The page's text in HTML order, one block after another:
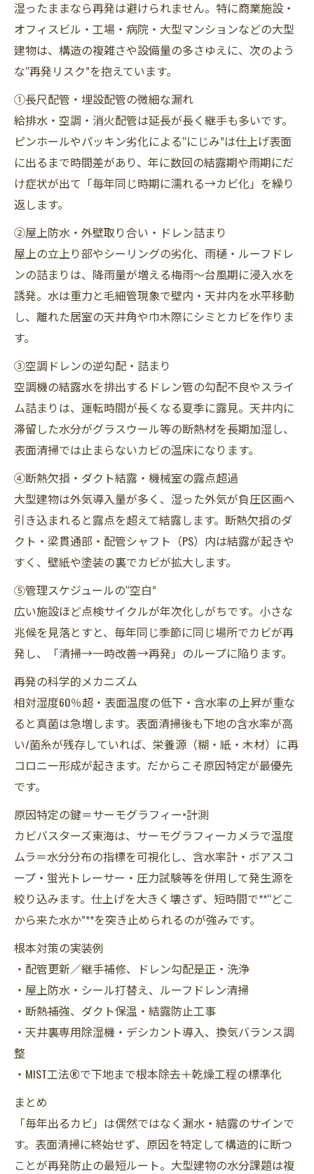
湿ったままなら再発は避けられません。特に商業施設・
オフィスビル・工場・病院・大型マンションなどの大型
建物は、構造の複雑さや設備量の多さゆえに、次のよう
な“再発リスク”を抱えています。
①長尺配管・埋設配管の微細な漏れ
給排水・空調・消火配管は延長が長く継手も多いです。
ピンホールやパッキン劣化による“にじみ”は仕上げ表面
に出るまで時間差があり、年に数回の結露期や雨期にだ
け症状が出て「毎年同じ時期に濡れる→カビ化」を繰り
返します。
②屋上防水・外壁取り合い・ドレン詰まり
屋上の立上り部やシーリングの劣化、雨樋・ルーフドレ
ンの詰まりは、降雨量が増える梅雨〜台風期に浸入水を
誘発。水は重力と毛細管現象で壁内・天井内を水平移動
し、離れた居室の天井角や巾木際にシミとカビを作りま
す。
③空調ドレンの逆勾配・詰まり
空調機の結露水を排出するドレン管の勾配不良やスライ
ム詰まりは、運転時間が長くなる夏季に露見。天井内に
滞留した水分がグラスウール等の断熱材を長期加湿し、
表面清掃では止まらないカビの温床になります。
④断熱欠損・ダクト結露・機械室の露点超過
大型建物は外気導入量が多く、湿った外気が負圧区画へ
引き込まれると露点を超えて結露します。断熱欠損のダ
クト・梁貫通部・配管シャフト（PS）内は結露が起きや
すく、壁紙や塗装の裏でカビが拡大します。
⑤管理スケジュールの“空白”
広い施設ほど点検サイクルが年次化しがちです。小さな
兆候を見落とすと、毎年同じ季節に同じ場所でカビが再
発し、「清掃→一時改善→再発」のループに陥ります。
再発の科学的メカニズム
相対湿度60％超・表面温度の低下・含水率の上昇が重な
ると真菌は急増します。表面清掃後も下地の含水率が高
い/菌糸が残存していれば、栄養源（糊・紙・木材）に再
コロニー形成が起きます。だからこそ原因特定が最優先
です。
原因特定の鍵＝サーモグラフィー×計測
カビバスターズ東海は、サーモグラフィーカメラで温度
ムラ＝水分分布の指標を可視化し、含水率計・ボアスコ
ープ・蛍光トレーサー・圧力試験等を併用して発生源を
絞り込みます。仕上げを大きく壊さず、短時間で**“どこ
から来た水か”**を突き止められるのが強みです。
根本対策の実装例
・配管更新／継手補修、ドレン勾配是正・洗浄
・屋上防水・シール打替え、ルーフドレン清掃
・断熱補強、ダクト保温・結露防止工事
・天井裏専用除湿機・デシカント導入、換気バランス調
整
・MIST工法®で下地まで根本除去＋乾燥工程の標準化
まとめ
「毎年出るカビ」は偶然ではなく漏水・結露のサインで
す。表面清掃に終始せず、原因を特定して構造的に断つ
ことが再発防止の最短ルート。大型建物の水分課題は複